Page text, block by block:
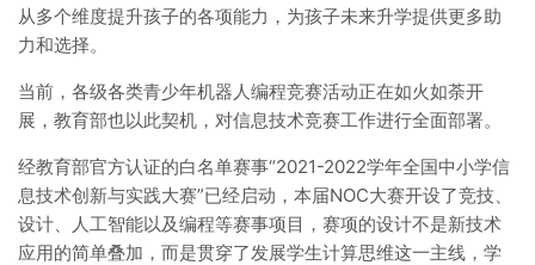
从多个维度提升孩子的各项能力，为孩子未来升学提供更多助
力和选择。
当前，各级各类青少年机器人编程竞赛活动正在如火如荼开
展，教育部也以此契机，对信息技术竞赛工作进行全面部署。
经教育部官方认证的白名单赛事“2021-2022学年全国中小学信
息技术创新与实践大赛”已经启动，本届NOC大赛开设了竞技、
设计、人工智能以及编程等赛事项目，赛项的设计不是新技术
应用的简单叠加，而是贯穿了发展学生计算思维这一主线，学